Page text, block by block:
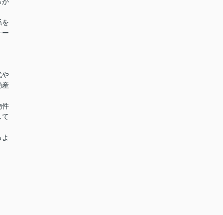
を
ー
や
産
件
て